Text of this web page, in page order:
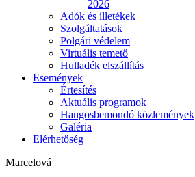
2026
Adók és illetékek
Szolgáltatások
Polgári védelem
Virtuális temető
Hulladék elszállítás
Események
Értesítés
Aktuális programok
Hangosbemondó közlemények
Galéria
Elérhetőség
Marcelová